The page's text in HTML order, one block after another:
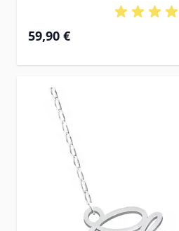
59,90 €